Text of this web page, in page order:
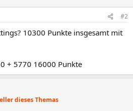
#2
10300 Punkte insgesamt mit
+ 5770 16000 Punkte
dieses Themas